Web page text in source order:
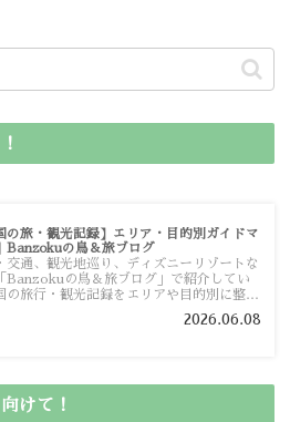
の旅・観光記録】エリア・目的別ガイドマ
Banzokuの鳥＆旅ブログ
交通、観光地巡り、ディズニーリゾートな
Banzokuの鳥＆旅ブログ」で紹介してい
の旅行・観光記録をエリアや目的別に整理
マップからスムーズに見つけていただけま
2026.06.08
けて！